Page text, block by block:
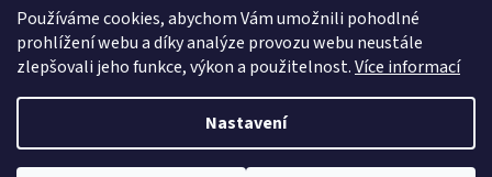
Používáme cookies, abychom Vám umožnili pohodlné
prohlížení webu a díky analýze provozu webu neustále
zlepšovali jeho funkce, výkon a použitelnost.Více informací
Nastavení
Vytvořil Shoptet